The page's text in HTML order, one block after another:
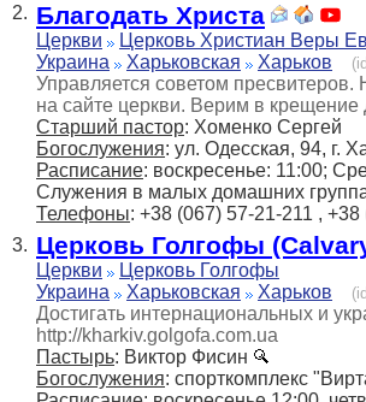
2. Благодать Христа
Церкви
Церковь Христиан Веры
Украина
Харьковская Харьков
Управляется советом
на сайте церкви. Верим в
Старший пастор: Хоменко Сергей
Богослужения: ул. Одесская, 94, г.
Расписание: воскресенье: 11:00;
Служения в малых домашних
Телефоны: +38 (067) 57-21-211 ,
3. Церковь Голгофы
Церкви
Церковь Голгофы
Украина
Харьковская Харьков
Достигать интернациональных и
http://kharkiv.golgofa.com.ua
Пастырь: Виктор Фисин
Богослужения: спорткомплекс